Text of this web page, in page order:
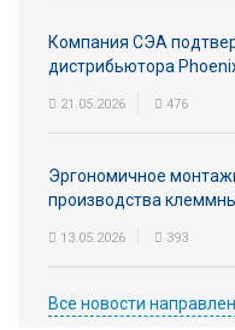
Компания СЭА
дистрибьютора
21.05.2026 476
Эргономичное
производства
13.05.2026 393
Все новости